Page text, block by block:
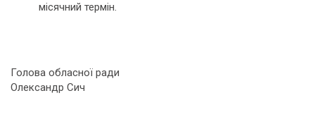
місячний термін.
Голова обласної ради
Олександр Сич